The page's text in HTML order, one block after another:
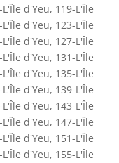
L'Île d'Yeu, 119-L'Île
L'Île d'Yeu, 123-L'Île
L'Île d'Yeu, 127-L'Île
L'Île d'Yeu, 131-L'Île
L'Île d'Yeu, 135-L'Île
L'Île d'Yeu, 139-L'Île
L'Île d'Yeu, 143-L'Île
L'Île d'Yeu, 147-L'Île
L'Île d'Yeu, 151-L'Île
L'Île d'Yeu, 155-L'Île